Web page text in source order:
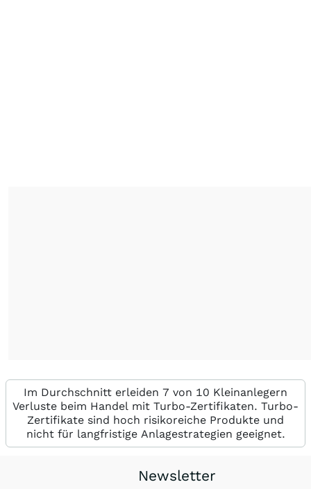
Im Durchschnitt erleiden 7 von 10 Kleinanlegern
Verluste beim Handel mit Turbo-Zertifikaten. Turbo-
Zertifikate sind hoch risikoreiche Produkte und
nicht für langfristige Anlagestrategien geeignet.
Newsletter